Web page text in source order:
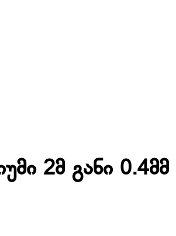
2მ განი 0.4მმ